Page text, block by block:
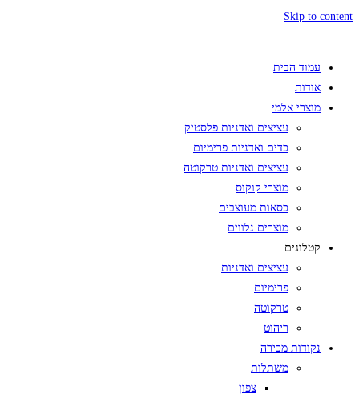
Skip to content
עמוד הבית
אודות
מוצרי אלמי
עציצים ואדניות פלסטיק
כדים ואדניות פרימיום
עציצים ואדניות טרקוטה
מוצרי קוקוס
כסאות מעוצבים
מוצרים נלווים
קטלוגים
עציצים ואדניות
פרימיום
טרקוטה
ריהוט
נקודות מכירה
משתלות
צפון